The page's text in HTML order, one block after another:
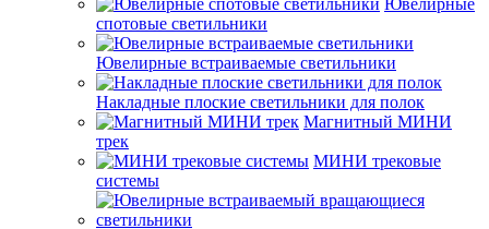
Ювелирные
спотовые светильники
Ювелирные встраиваемые светильники
Накладные плоские светильники для полок
Магнитный МИНИ
трек
МИНИ трековые
системы